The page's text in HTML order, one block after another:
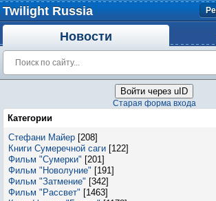
Twilight Russia
Новости
Войти через uID
Старая форма входа
Категории
Стефани Майер [208]
Книги Сумеречной саги [122]
Фильм "Сумерки" [201]
Фильм "Новолуние" [191]
Фильм "Затмение" [342]
Фильм "Рассвет" [1463]